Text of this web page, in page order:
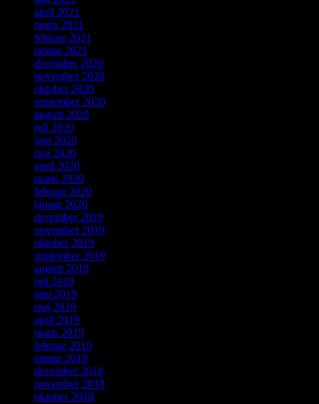
april 2021
marts 2021
februar 2021
januar 2021
december 2020
november 2020
oktober 2020
september 2020
august 2020
juli 2020
juni 2020
maj 2020
april 2020
marts 2020
februar 2020
januar 2020
december 2019
november 2019
oktober 2019
september 2019
august 2019
juli 2019
juni 2019
maj 2019
april 2019
marts 2019
februar 2019
januar 2019
december 2018
november 2018
oktober 2018